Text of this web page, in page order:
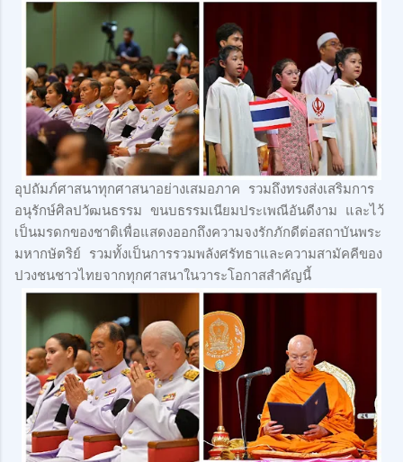
อุปถัมภ์ศาสนาทุกศาสนาอย่างเสมอภาค รวมถึงทรงส่งเสริมการ
อนุรักษ์ศิลปวัฒนธรรม ขนบธรรมเนียมประเพณีอันดีงาม และไว้
เป็นมรดกของชาติเพื่อแสดงออกถึงความจงรักภักดีต่อสถาบันพระ
มหากษัตริย์ รวมทั้งเป็นการรวมพลังศรัทธาและความสามัคคีของ
ปวงชนชาวไทยจากทุกศาสนาในวาระโอกาสสำคัญนี้